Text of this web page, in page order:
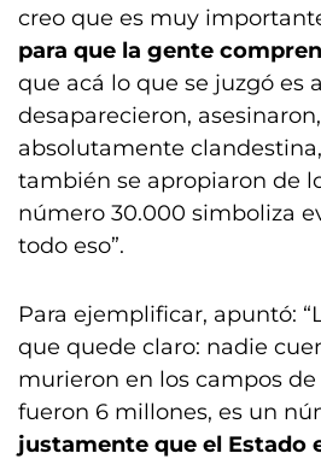
creo que es muy
para que la gente
que acá lo que se juzgó es
desaparecieron,
absolutamente
también se apropiaron de
número 30.000 simboliza
todo eso”.
Para ejemplificar, apuntó:
que quede claro: nadie
murieron en los campos
fueron 6 millones, es un
justamente que el Estado